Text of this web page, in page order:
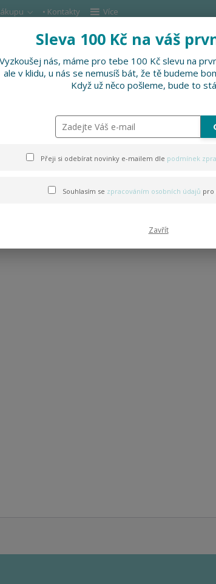
• Kontakty Více
DOPLŇKY SLEVNĚNO
sady Degustační vinná sada
Sleva 100 Kč na váš
Vyzkoušej nás, máme pro tebe 100 Kč slevu na
ale v klidu, u nás se nemusíš bát, že tě budeme
Když už něco pošleme, bude to
Přeji si odebírat novinky e-mailem dle podmínek
Souhlasím se zpracováním osobních údajů pro
Zavřít